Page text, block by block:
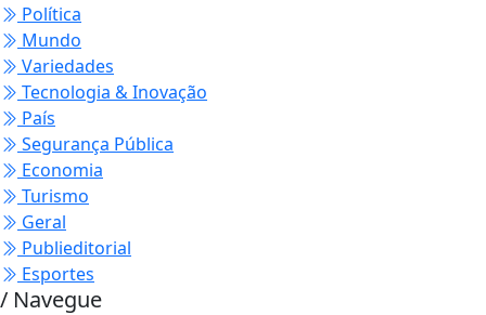
Política
Mundo
Variedades
Tecnologia & Inovação
País
Segurança Pública
Economia
Turismo
Geral
Publieditorial
Esportes
/ Navegue